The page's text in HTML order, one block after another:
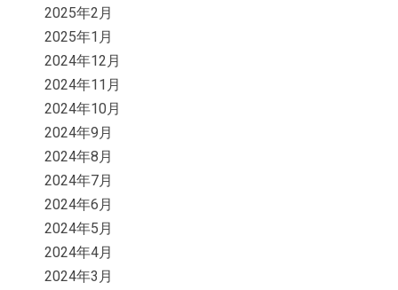
2025年2月
2025年1月
2024年12月
2024年11月
2024年10月
2024年9月
2024年8月
2024年7月
2024年6月
2024年5月
2024年4月
2024年3月